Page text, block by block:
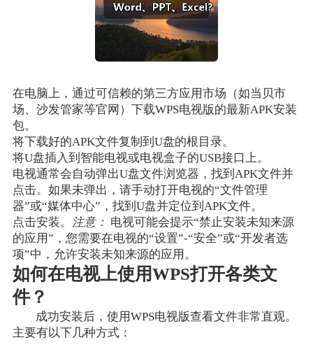
在电脑上，通过可信赖的第三方应用市场（如当贝市
场、沙发管家等官网）下载WPS电视版的最新APK安装
包。
将下载好的APK文件复制到U盘的根目录。
将U盘插入到智能电视或电视盒子的USB接口上。
电视通常会自动弹出U盘文件浏览器，找到APK文件并
点击。如果未弹出，请手动打开电视的“文件管理
器”或“媒体中心”，找到U盘并定位到APK文件。
点击安装。 注意： 电视可能会提示“禁止安装未知来源
的应用”，您需要在电视的“设置”-“安全”或“开发者选
项”中，允许安装未知来源的应用。
如何在电视上使用WPS打开各类文
件？
成功安装后，使用WPS电视版查看文件非常直观。
主要有以下几种方式：